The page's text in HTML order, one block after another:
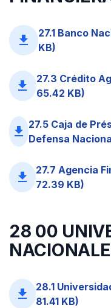
file_download
27.1 Banco
KB)
file_download
27.3 Crédito
65.42 KB)
file_download 27.5 Caja de
Defensa
file_download
27.7 Agencia
72.39 KB)
28 00
file_download
28.1
81.41 KB)